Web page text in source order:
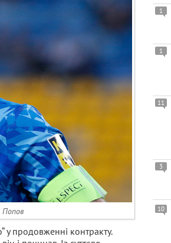
продовженні контракту.
1
1
11
3
10